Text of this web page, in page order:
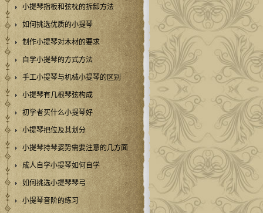
小提琴指板和弦枕的拆卸方法
如何挑选优质的小提琴
制作小提琴对木材的要求
自学小提琴的方式方法
手工小提琴与机械小提琴的区别
小提琴有几根琴弦构成
初学者买什么小提琴好
小提琴把位及其划分
小提琴持琴姿势需要注意的几方面
成人自学小提琴如何自学
如何挑选小提琴琴弓
小提琴音阶的练习